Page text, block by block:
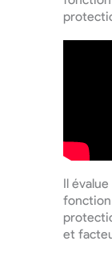
Il
et